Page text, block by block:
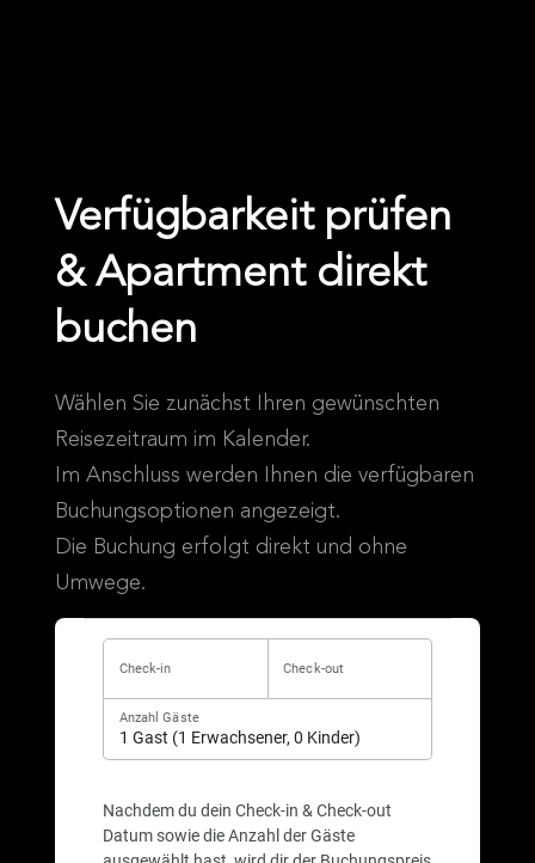
Verfügbarkeit prüfen
& Apartment direkt
buchen
Wählen Sie zunächst Ihren gewünschten
Reisezeitraum im Kalender.
Im Anschluss werden Ihnen die verfügbaren
Buchungsoptionen angezeigt.
Die Buchung erfolgt direkt und ohne
Umwege.